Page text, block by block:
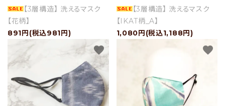
【3層構造】 洗えるマスク
【花柄】
891円(税込981円)
【3層構造】 洗えるマスク
【IKAT柄_A】
1,080円(税込1,188円)
favorite favorite